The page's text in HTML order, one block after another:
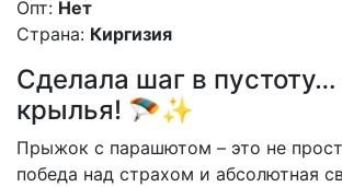
Опт: Нет
Страна: Киргизия
Сделала шаг в пустоту…
крылья! 🪂✨
Прыжок с парашютом – это не
победа над страхом и абсолютная